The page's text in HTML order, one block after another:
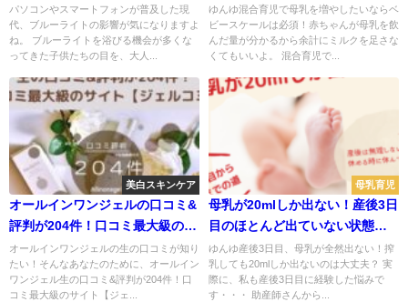
は！？美肌効果も期待でき
る！？
パソコンやスマートフォンが普及した現
代、ブルーライトの影響が気になりますよ
ね。 ブルーライトを浴びる機会が多くな
ってきた子供たちの目を、大人...
を増やしたい方向けの育児グッ
ズ
ゆんゆ混合育児で母乳を増やしたいならベ
ビースケールは必須！赤ちゃんが母乳を飲
んだ量が分かるから余計にミルクを足さな
くてもいいよ。 混合育児で...
美白スキンケア
オールインワンジェルの口コミ&
評判が204件！口コミ最大級のサ
イト【ジェルコミ】
オールインワンジェルの生の口コミが知り
たい！そんなあなたのために、オールイン
ワンジェル生の口コミ&評判が204件！口
コミ最大級のサイト【ジェ...
母乳育児
母乳が20mlしか出ない！産後3日
目のほとんど出ていない状態か
ら完母になれた理由
ゆんゆ産後3日目、母乳が全然出ない！搾
乳しても20mlしか出ないのは大丈夫？ 実
際に、私も産後3日目に経験した悩みで
す・・・ 助産師さんから...